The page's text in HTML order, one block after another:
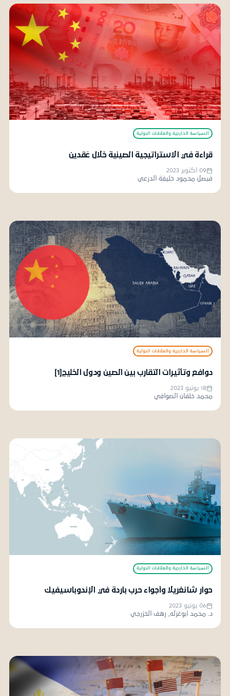
السياسة الخارجية والعلاقات الدولية
قراءة في الاستراتيجية الصينية خلال عَقدين
09 أكتوبر 2023
فيصل محمود خليفة الدرعي
السياسة الخارجية والعلاقات الدولية
دوافع وتأثيرات التقارب بين الصين ودول الخليج[1]
18 يونيو 2023
محمد خلفان الصوافي
السياسة الخارجية والعلاقات الدولية
حوار شانغريلا وأجواء حرب باردة في الإندوباسيفيك
06 يونيو 2023
د. محمد أبوغزله, رهف الخزرجي